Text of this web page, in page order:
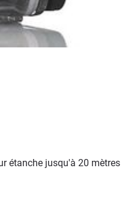
étanche jusqu'à 20 mètres